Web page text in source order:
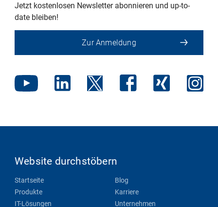
Jetzt kostenlosen Newsletter abonnieren und up-to-
date bleiben!
Zur Anmeldung
Website durchstöbern
Startseite
Produkte
IT-Lösungen
Blog
Karriere
Unternehmen